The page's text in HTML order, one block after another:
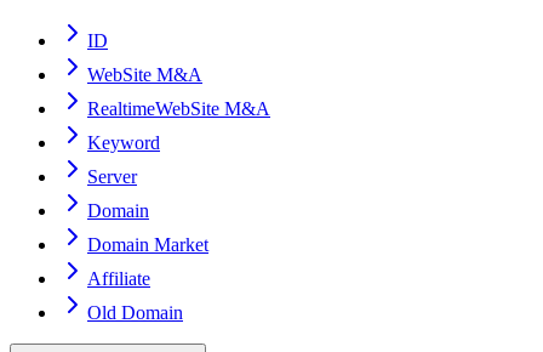
ID
WebSite M&A
RealtimeWebSite M&A
Keyword
Server
Domain
Domain Market
Affiliate
Old Domain